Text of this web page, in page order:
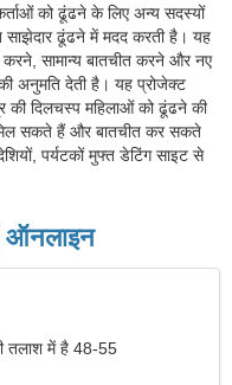
को ढूंढने के लिए अन्य सदस्यों
साझेदार ढूंढने में मदद करती है। यह
करने, सामान्य बातचीत करने और नए
अनुमति देती है। यह प्रोजेक्ट
की दिलचस्प महिलाओं को ढूंढने की
सकते हैं और बातचीत कर सकते
पर्यटकों मुफ्त डेटिंग साइट से
ऑनलाइन
तलाश में है 48-55